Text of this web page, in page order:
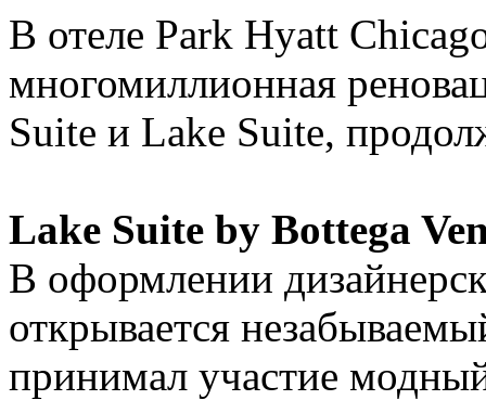
В отеле Park Hyatt
многомиллионная
Suite и Lake Suite,
Lake Suite by Bottega
В оформлении
открывается
принимал участие